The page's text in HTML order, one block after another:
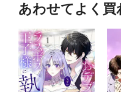
あわせてよく買